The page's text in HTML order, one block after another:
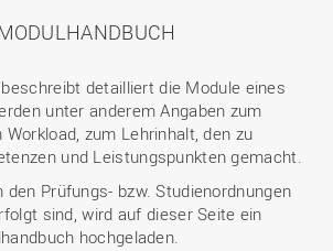
detailliert die Module eines
unter anderem Angaben zum
zum Lehrinhalt, den zu
und Leistungspunkten gemacht.
den Prüfungs- bzw. Studienordnungen
sind, wird auf dieser Seite ein
hochgeladen.